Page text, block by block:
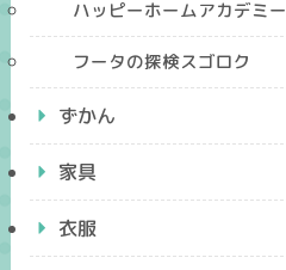
ハッピーホームアカデミー
フータの探検スゴロク
ずかん
家具
衣服